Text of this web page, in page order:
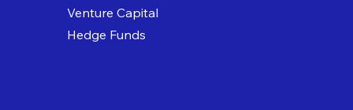
Venture Capital
Hedge Funds